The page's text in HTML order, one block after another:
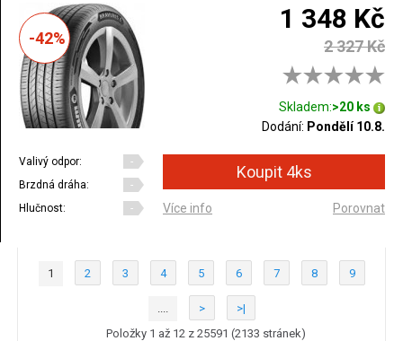
-42%
1 348 Kč
2 327 Kč
Skladem:>20 ks
Dodání: Pondělí 10.8.
Valivý odpor:
-
Brzdná dráha:
-
Hlučnost:
- Více info Porovnat
1 2 3 4 5 6 7 8 9
.... >
>|
Položky 1 až 12 z 25591 (2133 stránek)